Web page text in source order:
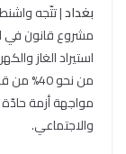
بغداد| تتّجه
مشروع قانون في
استيراد الغاز
من نحو
مواجهة أزمة
والاجتماعي.